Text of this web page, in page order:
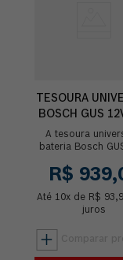
TESOURA
BOSCH GUS
SEM
A tesoura
bateria Bosch
diferentes
como couro,
pisos vinílic...
R$ 939,
Até 10x de R$ 93,
juros